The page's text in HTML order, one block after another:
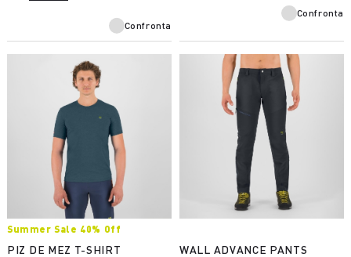
Confronta
Confronta
Summer Sale 40% Off
PIZ DE MEZ T-SHIRT
WALL ADVANCE PANTS